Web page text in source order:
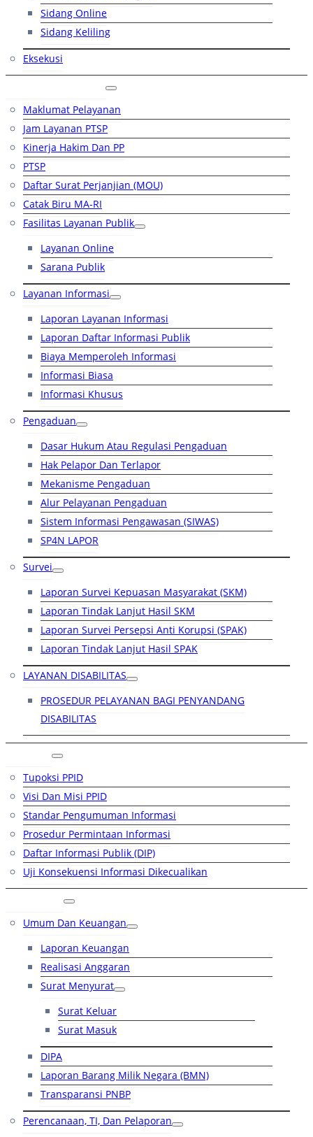
Sidang Online
Sidang Keliling
Eksekusi
Maklumat Pelayanan
Jam Layanan PTSP
Kinerja Hakim Dan PP
PTSP
Daftar Surat Perjanjian (MOU)
Catak Biru MA-RI
Fasilitas Layanan Publik
Layanan Online
Sarana Publik
Layanan Informasi
Laporan Layanan Informasi
Laporan Daftar Informasi Publik
Biaya Memperoleh Informasi
Informasi Biasa
Informasi Khusus
Pengaduan
Dasar Hukum Atau Regulasi Pengaduan
Hak Pelapor Dan Terlapor
Mekanisme Pengaduan
Alur Pelayanan Pengaduan
Sistem Informasi Pengawasan (SIWAS)
SP4N LAPOR
Survei
Laporan Survei Kepuasan Masyarakat (SKM)
Laporan Tindak Lanjut Hasil SKM
Laporan Survei Persepsi Anti Korupsi (SPAK)
Laporan Tindak Lanjut Hasil SPAK
LAYANAN DISABILITAS
PROSEDUR PELAYANAN BAGI PENYANDANG
DISABILITAS
Tupoksi PPID
Visi Dan Misi PPID
Standar Pengumuman Informasi
Prosedur Permintaan Informasi
Daftar Informasi Publik (DIP)
Uji Konsekuensi Informasi Dikecualikan
Umum Dan Keuangan
Laporan Keuangan
Realisasi Anggaran
Surat Menyurat
Surat Keluar
Surat Masuk
DIPA
Laporan Barang Milik Negara (BMN)
Transparansi PNBP
Perencanaan, TI, Dan Pelaporan